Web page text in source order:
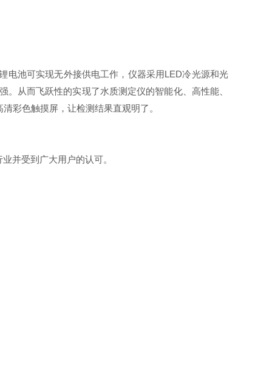
电池可实现无外接供电工作，仪器采用LED冷光源和光
从而飞跃性的实现了水质测定仪的智能化、高性能、
彩色触摸屏，让检测结果直观明了。
并受到广大用户的认可。